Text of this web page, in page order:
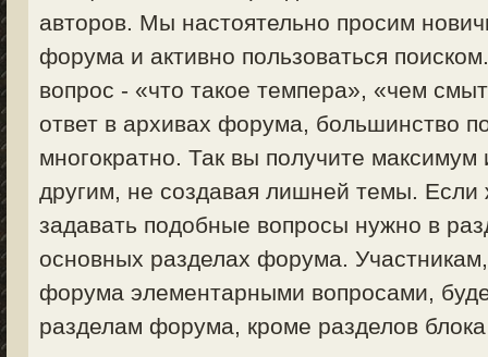
авторов. Мы настоятельно просим
форума и активно пользоваться
вопрос - «что такое темпера», «чем
ответ в архивах форума, большинство
многократно. Так вы получите
другим, не создавая лишней темы. Если
задавать подобные вопросы нужно в
основных разделах форума.
форума элементарными вопросами,
разделам форума, кроме разделов